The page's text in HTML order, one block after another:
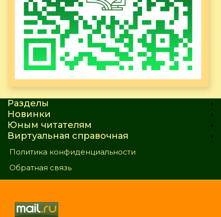
Разделы
Новинки
Юным читателям
Виртуальная справочная
Политика конфиденциальности
Обратная связь